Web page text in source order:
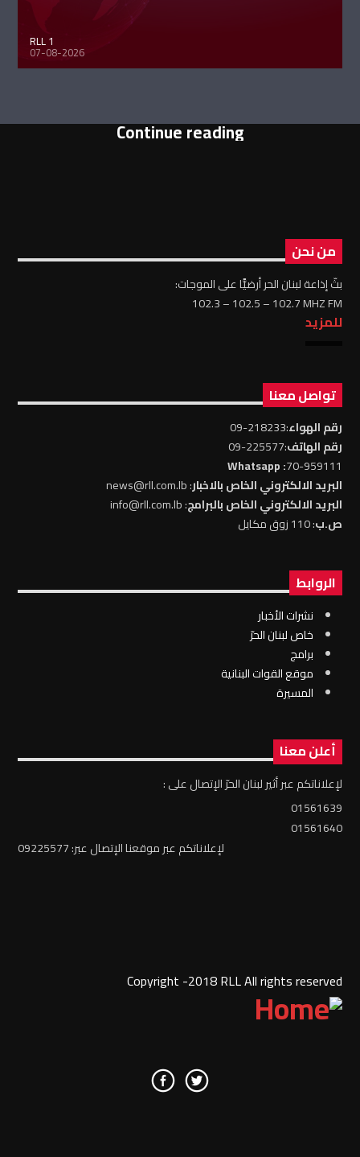
RLL 1
07-08-2026
Continue reading
من نحن
بثّ إذاعة لبنان الحر أرضيًّا على الموجات:
102.3 – 102.5 – 102.7 MHZ FM
للمزيد
تواصل معنا
رقم الهواء:218233-09
رقم الهاتف:225577-09
70-959111
: Whatsapp
البريد الالكتروني الخاص بالاخبار: news@rll.com.lb
البريد الالكتروني الخاص بالبرامج: info@rll.com.lb
ص.ب: 110 زوق مكايل
الروابط
نشرات الأخبار
خاص لبنان الحرّ
برامج
موقع القوات البنانية
المسيرة
أعلن معنا
لإعلاناتكم عبر أثير لبنان الحرّ الإتصال على :
01561639
01561640
لإعلاناتكم عبر موقعنا الإتصال عبر: 09225577
Copyright -2018 RLL All rights reserved